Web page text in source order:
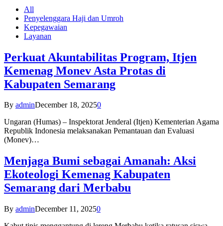
All
Penyelenggara Haji dan Umroh
Kepegawaian
Layanan
Perkuat Akuntabilitas Program, Itjen
Kemenag Monev Asta Protas di
Kabupaten Semarang
By adminDecember 18, 20250
Ungaran (Humas) – Inspektorat Jenderal (Itjen) Kementerian Agama
Republik Indonesia melaksanakan Pemantauan dan Evaluasi
(Monev)…
Menjaga Bumi sebagai Amanah: Aksi
Ekoteologi Kemenag Kabupaten
Semarang dari Merbabu
By adminDecember 11, 20250